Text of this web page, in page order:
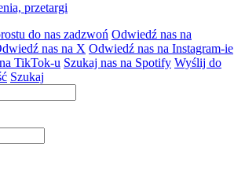
przetargi
do nas zadzwoń Odwiedź nas na
nas na X Odwiedź nas na Instagram-ie
TikTok-u Szukaj nas na Spotify Wyślij do
Szukaj